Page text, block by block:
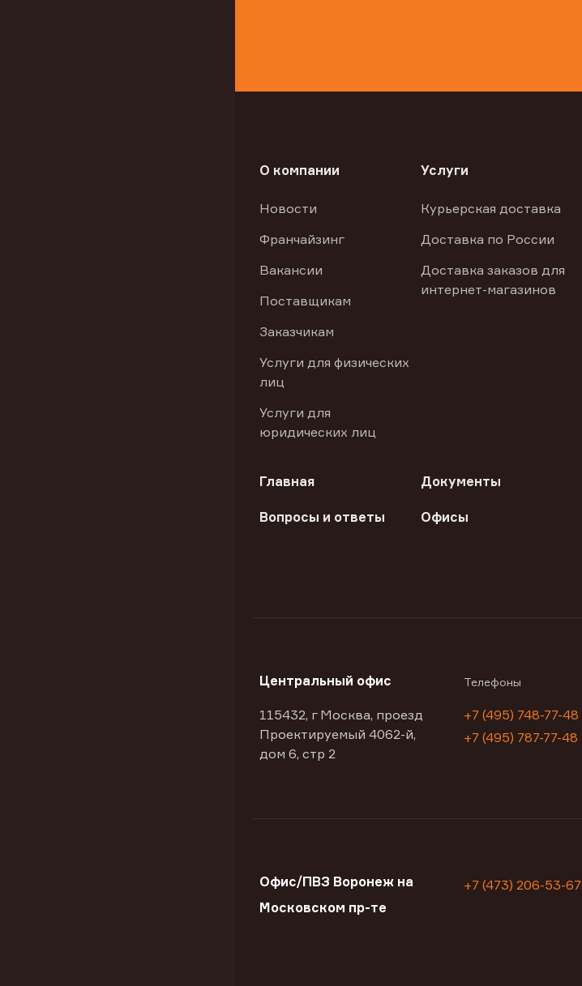
О компании
Новости
Франчайзинг
Вакансии
Поставщикам
Заказчикам
Услуги для физических
лиц
Услуги для
юридических лиц
Услуги
Курьерская доставка
Доставка по России
Доставка заказов для
интернет-магазинов
Главная Документы
Вопросы и ответы Офисы
Центральный офис
115432, г Москва, проезд
Проектируемый 4062-й,
дом 6, стр 2
Телефоны
+7 (495) 748-77-48
+7 (495) 787-77-48
Офис/ПВЗ Воронеж на
Московском пр-те
+7 (473) 206-53-67